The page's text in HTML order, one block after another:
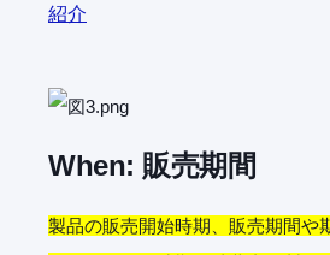
紹介
When: 販売期間
製品の販売開始時期、販売期間や